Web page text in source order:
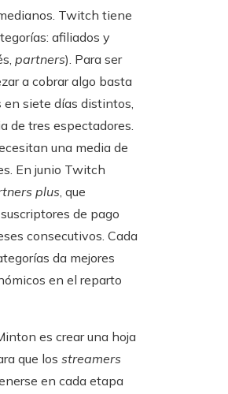
Twitch tiene
afiliados y
partners). Para ser
a cobrar algo basta
en siete días distintos,
de tres espectadores.
una media de
En junio Twitch
plus, que
de pago
consecutivos. Cada
da mejores
en el reparto
es crear una hoja
que los streamers
en cada etapa